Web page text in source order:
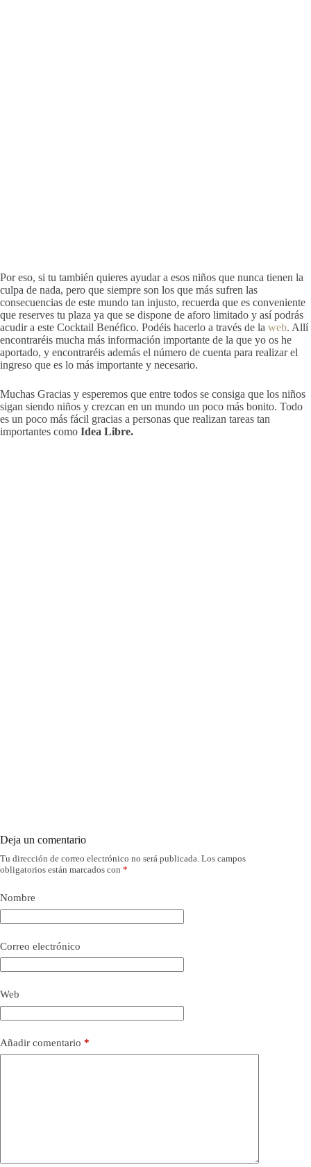
Por eso, si tu también quieres ayudar a esos niños que nunca tienen la
culpa de nada, pero que siempre son los que más sufren las
consecuencias de este mundo tan injusto, recuerda que es conveniente
que reserves tu plaza ya que se dispone de aforo limitado y así podrás
acudir a este Cocktail Benéfico. Podéis hacerlo a través de la web. Allí
encontraréis mucha más información importante de la que yo os he
aportado, y encontraréis además el número de cuenta para realizar el
ingreso que es lo más importante y necesario.
Muchas Gracias y esperemos que entre todos se consiga que los niños
sigan siendo niños y crezcan en un mundo un poco más bonito. Todo
es un poco más fácil gracias a personas que realizan tareas tan
importantes como Idea Libre.
Deja un comentario
Tu dirección de correo electrónico no será publicada. Los campos
obligatorios están marcados con *
Nombre
Correo electrónico
Web
Añadir comentario *